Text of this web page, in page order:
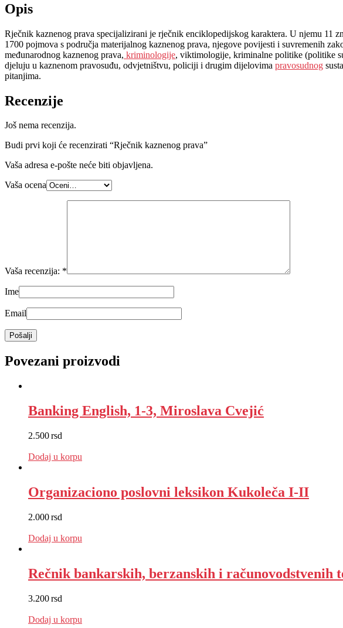
Opis
Rječnik kaznenog prava specijalizirani je rječnik enciklopedijskog karaktera. U njemu 11
1700 pojmova s područja materijalnog kaznenog prava, njegove povijesti i suvremenih
međunarodnog kaznenog prava, kriminologije, viktimologije, kriminalne politike (politike
djeluju u kaznenom pravosuđu, odvjetništvu, policiji i drugim dijelovima pravosudnog
pitanjima.
Recenzije
Još nema recenzija.
Budi prvi koji će recenzirati “Rječnik kaznenog prava”
Vaša adresa e-pošte neće biti objavljena.
Vaša ocena
Vaša recenzija: *
Ime
Email
Povezani proizvodi
Banking English, 1-3, Miroslava Cvejić
2.500rsd
Dodaj u korpu
Organizaciono poslovni leksikon Kukoleča I-II
2.000rsd
Dodaj u korpu
Rečnik bankarskih, berzanskih i računovodstvenih
3.200rsd
Dodaj u korpu